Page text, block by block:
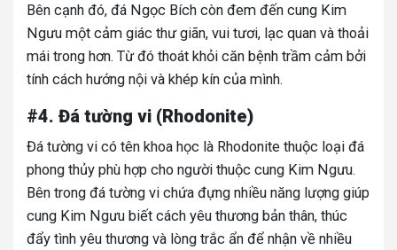
Bên cạnh đó, đá Ngọc Bích còn đem đến cung Kim
Ngưu một cảm giác thư giãn, vui tươi, lạc quan và thoải
mái trong hơn. Từ đó thoát khỏi căn bệnh trầm cảm bởi
tính cách hướng nội và khép kín của mình.
#4. Đá tường vi (Rhodonite)
Đá tường vi có tên khoa học là Rhodonite thuộc loại đá
phong thủy phù hợp cho người thuộc cung Kim Ngưu.
Bên trong đá tường vi chứa đựng nhiều năng lượng giúp
cung Kim Ngưu biết cách yêu thương bản thân, thúc
đẩy tình yêu thương và lòng trắc ẩn để nhận về nhiều